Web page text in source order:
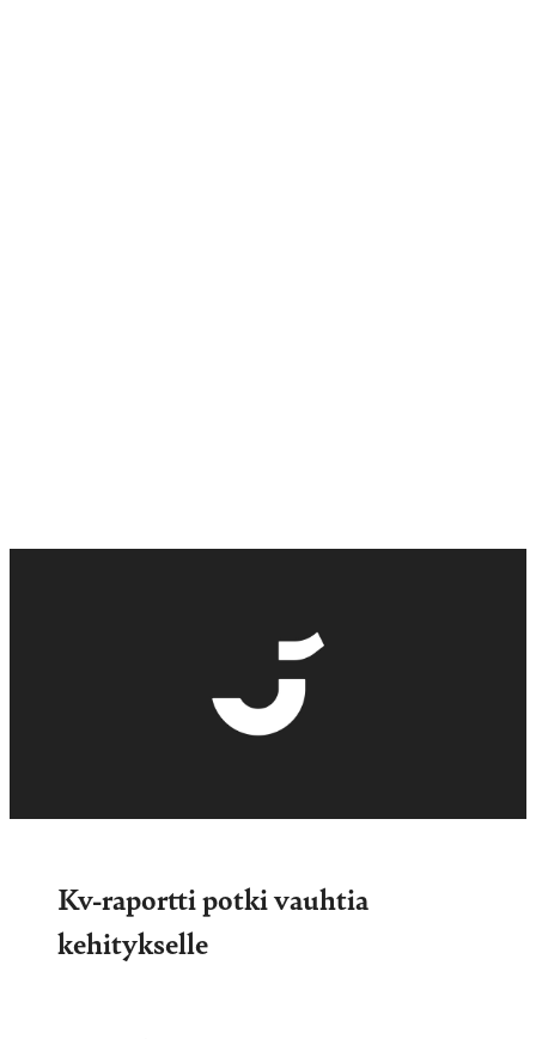
Kv-raportti potki vauhtia
kehitykselle